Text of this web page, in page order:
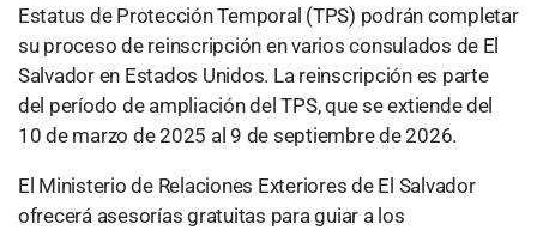
Estatus de Protección Temporal (TPS) podrán completar
su proceso de reinscripción en varios consulados de El
Salvador en Estados Unidos. La reinscripción es parte
del período de ampliación del TPS, que se extiende del
10 de marzo de 2025 al 9 de septiembre de 2026.
El Ministerio de Relaciones Exteriores de El Salvador
ofrecerá asesorías gratuitas para guiar a los